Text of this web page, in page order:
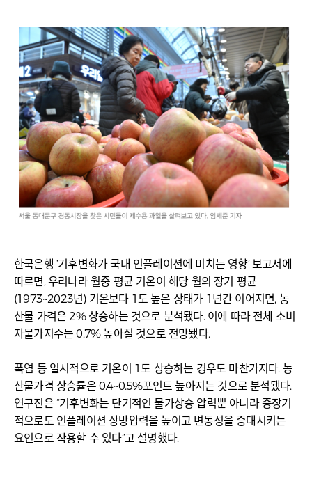
한국은행 ‘기후변화가 국내 인플레이션에 미치는 영향’ 보고서에
따르면, 우리나라 월중 평균 기온이 해당 월의 장기 평균
(1973~2023년) 기온보다 1도 높은 상태가 1년간 이어지면, 농
산물 가격은 2% 상승하는 것으로 분석됐다. 이에 따라 전체 소비
자물가지수는 0.7% 높아질 것으로 전망됐다.
폭염 등 일시적으로 기온이 1도 상승하는 경우도 마찬가지다. 농
산물가격 상승률은 0.4~0.5%포인트 높아지는 것으로 분석됐다.
연구진은 “기후변화는 단기적인 물가상승 압력뿐 아니라 중장기
적으로도 인플레이션 상방압력을 높이고 변동성을 증대시키는
요인으로 작용할 수 있다”고 설명했다.